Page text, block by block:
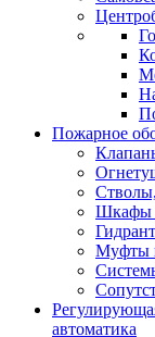
Пожарное
Шкафы
Муфты
автоматика